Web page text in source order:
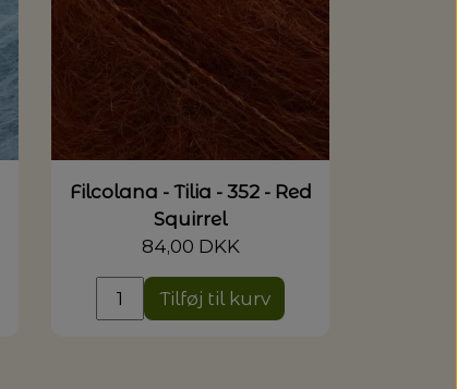
Filcolana - Tilia - 352 - Red
Squirrel
84,00 DKK
Tilføj til kurv